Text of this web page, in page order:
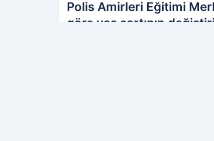
Polis Amirleri Eğitimi
göre yaş şartının